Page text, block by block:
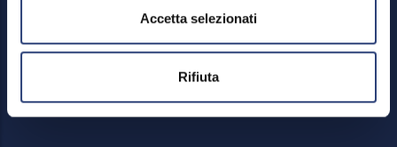
Accetta selezionati
Rifiuta
Feedback mechanism
Dichiarazione di accessibilità